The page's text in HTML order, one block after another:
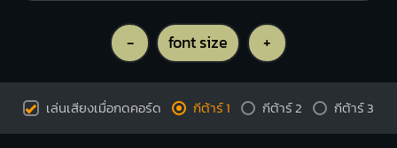
- font size +
เล่นเสียงเมื่อกดคอร์ด กีต้าร์ 1 กีต้าร์ 2 กีต้าร์ 3